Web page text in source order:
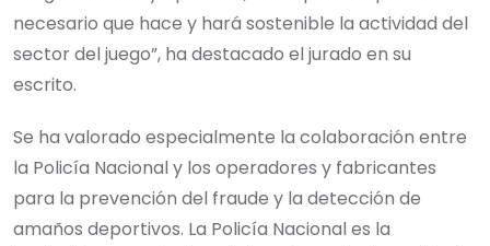
necesario que hace y hará sostenible la actividad del
sector del juego”, ha destacado el jurado en su
escrito.
Se ha valorado especialmente la colaboración entre
la Policía Nacional y los operadores y fabricantes
para la prevención del fraude y la detección de
amaños deportivos. La Policía Nacional es la